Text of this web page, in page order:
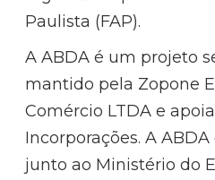
Paulista (FAP).
A ABDA é um projeto
mantido pela Zopone
Comércio LTDA e
Incorporações. A
junto ao Ministério do